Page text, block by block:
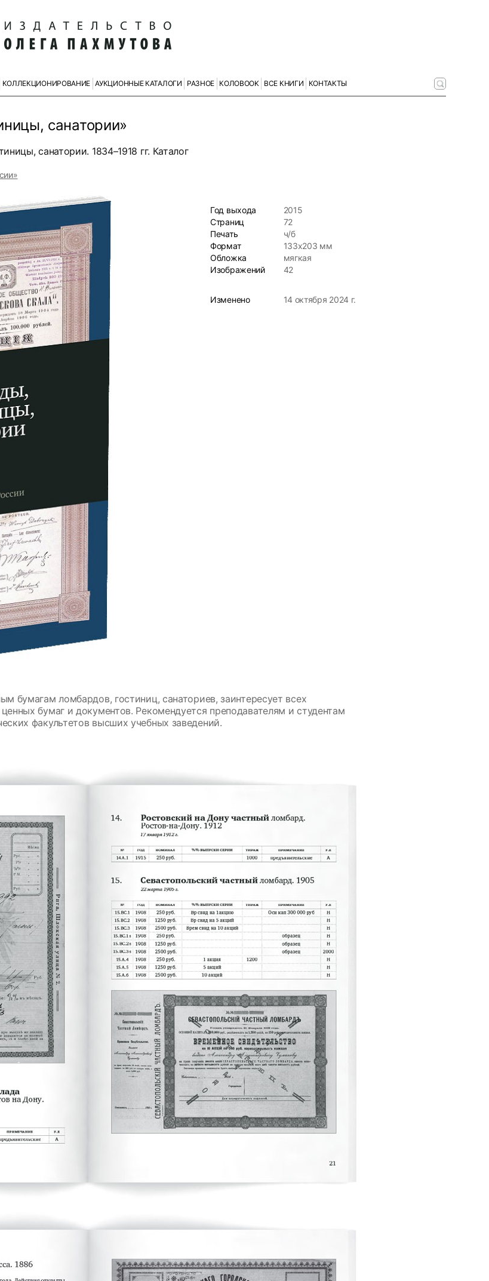
КОЛЛЕКЦИОНИРОВАНИЕ АУКЦИОННЫЕ КАТАЛОГИ РАЗНОЕ КОЛОBOOK ВСЕ КНИГИ КОНТАКТЫ
санатории»
санатории. 1834–1918 гг. Каталог
Год выхода
2015
Страниц
72
Печать
ч/б
Формат
133х203 мм
Обложка
мягкая
Изображений
42
Изменено 14 октября 2024 г.
бумагам ломбардов, гостиниц, санаториев, заинтересует всех
бумаг и документов. Рекомендуется преподавателям и студентам
факультетов высших учебных заведений.